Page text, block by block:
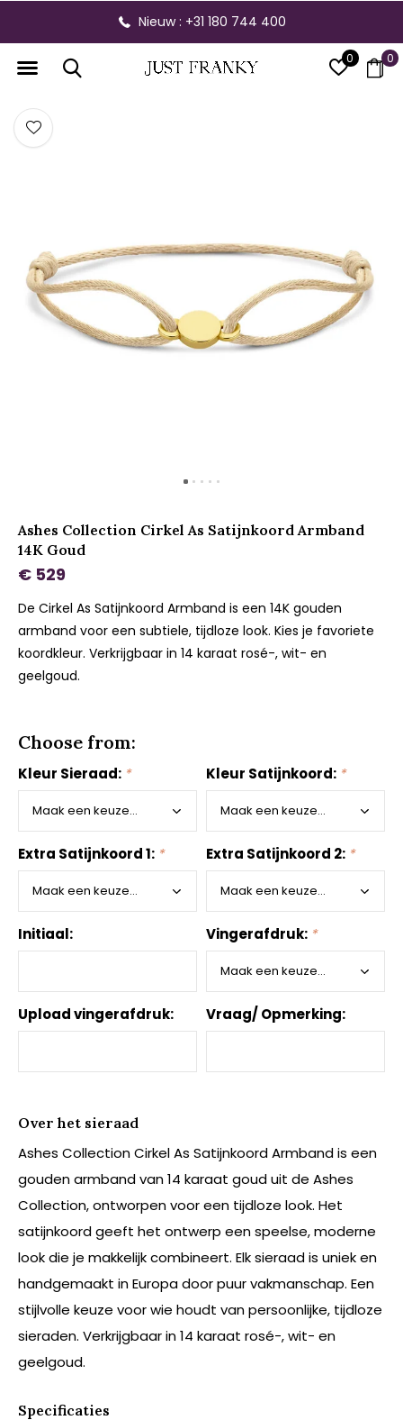
0 0
Nieuw : +31 180 744 400
Ashes Collection Cirkel As Satijnkoord Armband
14K Goud
€ 529
De Cirkel As Satijnkoord Armband is een 14K gouden
armband voor een subtiele, tijdloze look. Kies je favoriete
koordkleur. Verkrijgbaar in 14 karaat rosé-, wit- en
geelgoud.
Choose from:
Kleur Sieraad: * Kleur Satijnkoord: *
Extra Satijnkoord 1: * Extra Satijnkoord 2: *
Initiaal: Vingerafdruk: *
Upload vingerafdruk: Vraag/ Opmerking:
Over het sieraad
Ashes Collection Cirkel As Satijnkoord Armband is een
gouden armband van 14 karaat goud uit de Ashes
Collection, ontworpen voor een tijdloze look. Het
satijnkoord geeft het ontwerp een speelse, moderne
look die je makkelijk combineert. Elk sieraad is uniek en
handgemaakt in Europa door puur vakmanschap. Een
stijlvolle keuze voor wie houdt van persoonlijke, tijdloze
sieraden. Verkrijgbaar in 14 karaat rosé-, wit- en
geelgoud.
Specificaties